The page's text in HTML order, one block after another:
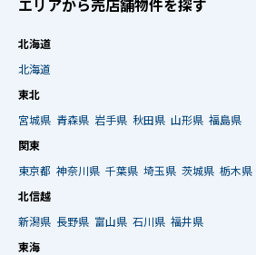
エリアから売店舗物件を探す
北海道
北海道
東北
宮城県 青森県 岩手県 秋田県 山形県 福島県
関東
東京都 神奈川県 千葉県 埼玉県 茨城県 栃木県
北信越
新潟県 長野県 富山県 石川県 福井県
東海